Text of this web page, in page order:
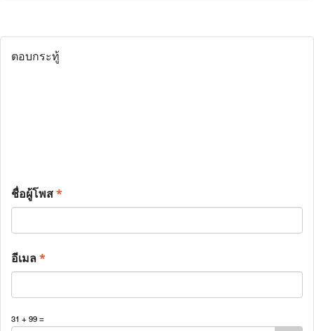
ตอบกระทู้
ชื่อผู้โพส*
อีเมล*
31 + 99 =